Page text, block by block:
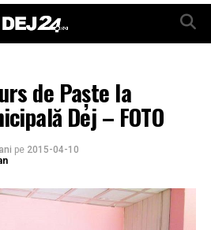
de Paște la
Dej – FOTO
pe 2015-04-10